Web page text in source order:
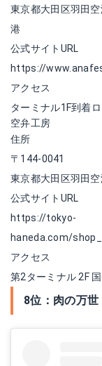
東京都大田区羽田
港
公式サイトURL
https://
アクセス
ターミナル1F到着
空弁工房
住所
〒144-0041
東京都大田区羽田
公式サイトURL
https://tokyo-
haneda.com/
アクセス
第2ターミナル 2F
8位：肉の万世